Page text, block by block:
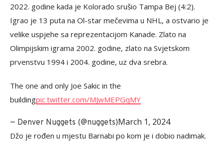
2022. godine kada je Kolorado srušio Tampa Bej (4:2).
Igrao je 13 puta na Ol-star mečevima u NHL, a ostvario je
velike uspjehe sa reprezentacijom Kanade. Zlato na
Olimpijskim igrama 2002. godine, zlato na Svjetskom
prvenstvu 1994 i 2004. godine, uz dva srebra.
The one and only Joe Sakic in the
buildingpic.twitter.com/MJwMEPGqMY
— Denver Nuggets (@nuggets)March 1, 2024
Džo je rođen u mjestu Barnabi po kom je i dobio nadimak.